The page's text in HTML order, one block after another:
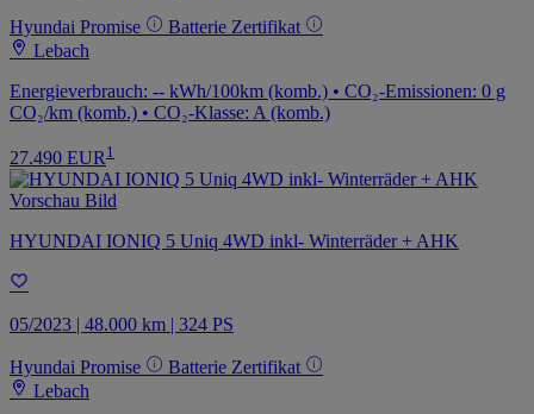
Hyundai Promise
Batterie Zertifikat
Lebach
Energieverbrauch: -- kWh/100km (komb.) • CO₂-Emissionen: 0 g
CO₂/km (komb.) • CO₂-Klasse: A (komb.)
27.490 EUR 1
HYUNDAI IONIQ 5 Uniq 4WD inkl- Winterräder + AHK
05/2023 | 48.000 km | 324 PS
Hyundai Promise
Batterie Zertifikat
Lebach